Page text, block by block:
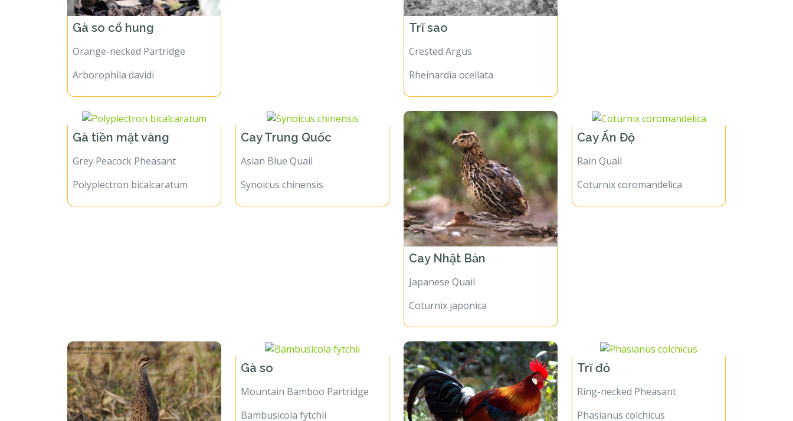
Gà so cổ hung
Orange-necked Partridge
Arborophila davidi
Trĩ sao
Crested Argus
Rheinardia ocellata
Gà tiền mặt vàng
Grey Peacock Pheasant
Polyplectron bicalcaratum
Cay Trung Quốc
Asian Blue Quail
Synoicus chinensis
Cay Nhật Bản
Japanese Quail
Coturnix japonica
Cay Ấn Độ
Rain Quail
Coturnix coromandelica
Gà so
Mountain Bamboo Partridge
Bambusicola fytchii
Trĩ đỏ
Ring-necked Pheasant
Phasianus colchicus